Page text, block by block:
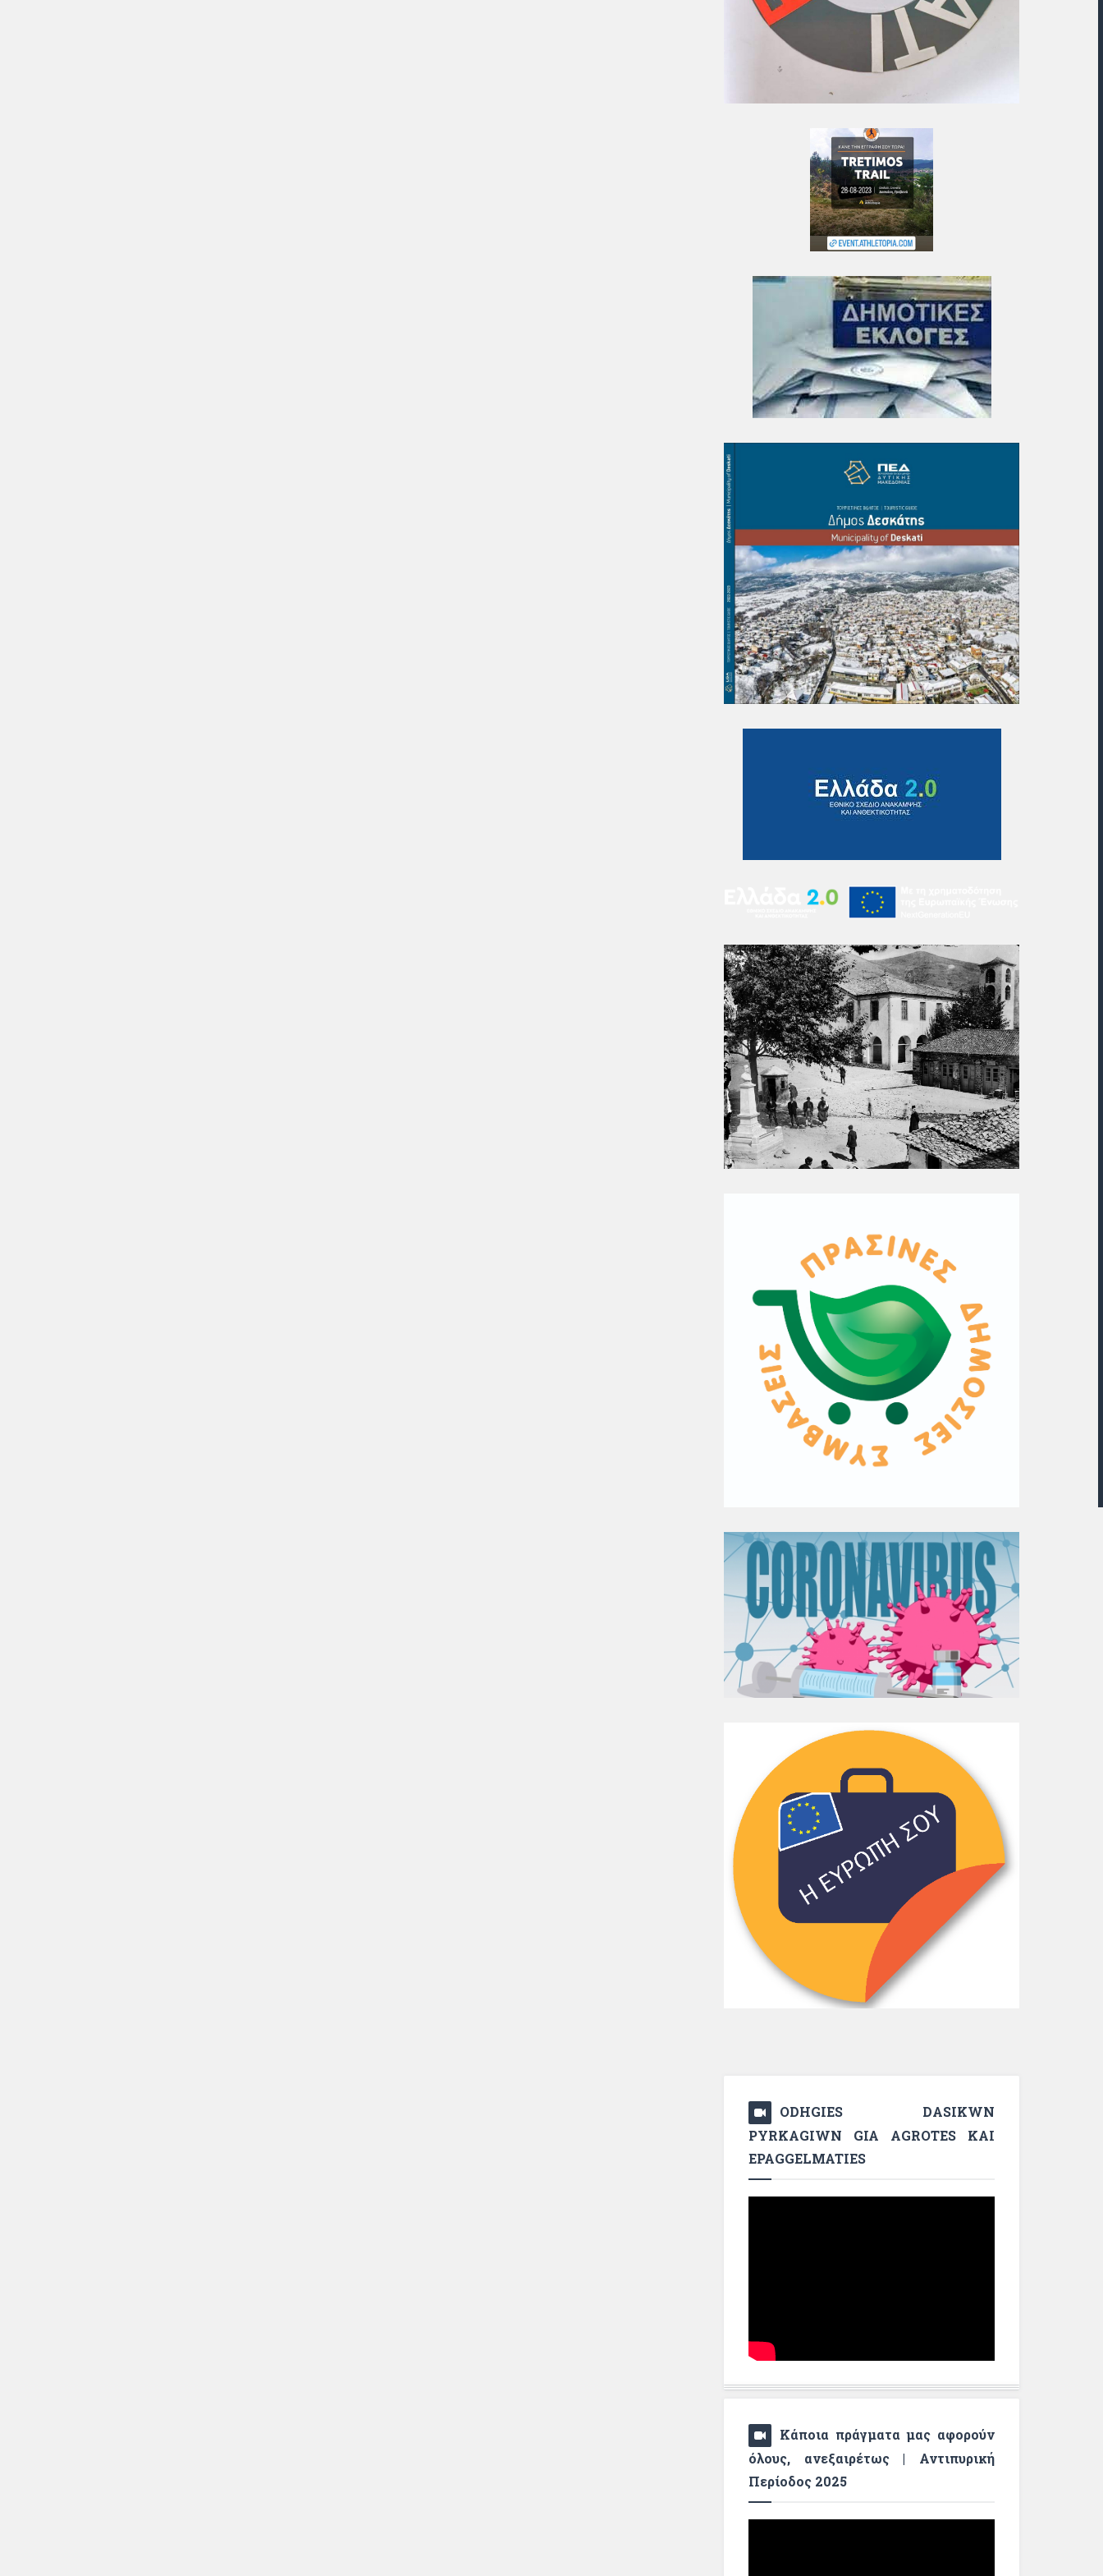
ODHGIES DASIKWN
PYRKAGIWN GIA AGROTES KAI
EPAGGELMATIES
Κάποια πράγματα μας αφορούν
όλους, ανεξαιρέτως | Αντιπυρική
Περίοδος 2025